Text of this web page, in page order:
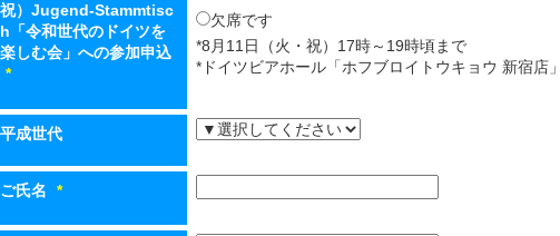
祝）Jugend-Stammtisc
h「令和世代のドイツを
楽しむ会」への参加申込
*
欠席です
*8月11日（火・祝）17時～19時頃まで
*ドイツビアホール「ホフブロイトウキョウ 新宿店
平成世代
ご氏名 *